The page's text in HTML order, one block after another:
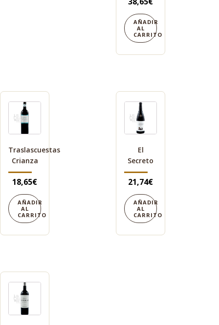
AÑADIR
AL
CARRITO
Traslascuestas
Crianza
18,65€
AÑADIR
AL
CARRITO
El
Secreto
21,74€
AÑADIR
AL
CARRITO